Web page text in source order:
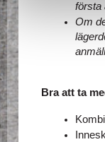
första
Om
Bra att ta